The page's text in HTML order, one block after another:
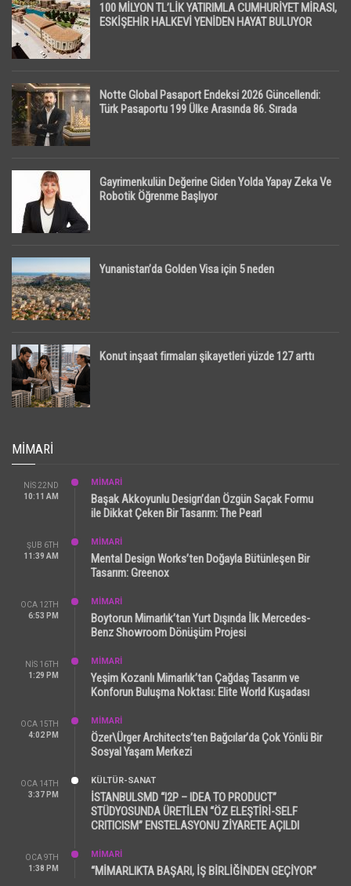
100 MİLYON TL’LİK YATIRIMLA CUMHURİYET MİRASI,
ESKİŞEHİR HALKEVİ YENİDEN HAYAT BULUYOR
Notte Global Pasaport Endeksi 2026 Güncellendi:
Türk Pasaportu 199 Ülke Arasında 86. Sırada
Gayrimenkulün Değerine Giden Yolda Yapay Zeka Ve
Robotik Öğrenme Başlıyor
Yunanistan’da Golden Visa için 5 neden
Konut inşaat firmaları şikayetleri yüzde 127 arttı
MIMARI
NIS 22ND
10:11 AM
MİMARİ
Başak Akkoyunlu Design’dan Özgün Saçak Formu
ile Dikkat Çeken Bir Tasarım: The Pearl
ŞUB 6TH
11:39 AM
MİMARİ
Mental Design Works’ten Doğayla Bütünleşen Bir
Tasarım: Greenox
OCA 12TH
6:53 PM
MİMARİ
Boytorun Mimarlık’tan Yurt Dışında İlk Mercedes-
Benz Showroom Dönüşüm Projesi
NIS 16TH
1:29 PM
MİMARİ
Yeşim Kozanlı Mimarlık’tan Çağdaş Tasarım ve
Konforun Buluşma Noktası: Elite World Kuşadası
OCA 15TH
4:02 PM
MİMARİ
Özer\Ürger Architects’ten Bağcılar’da Çok Yönlü Bir
Sosyal Yaşam Merkezi
OCA 14TH
3:37 PM
KÜLTÜR-SANAT
İSTANBULSMD “I2P – IDEA TO PRODUCT”
STÜDYOSUNDA ÜRETİLEN “ÖZ ELEŞTİRİ-SELF
CRITICISM” ENSTELASYONU ZİYARETE AÇILDI
OCA 9TH
1:38 PM
MİMARİ
“MİMARLIKTA BAŞARI, İŞ BİRLİĞİNDEN GEÇİYOR”